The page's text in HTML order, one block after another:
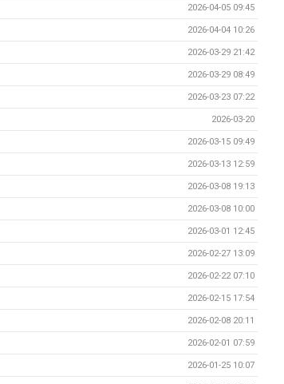
2026-04-05 09:45
2026-04-04 10:26
2026-03-29 21:42
2026-03-29 08:49
2026-03-23 07:22
2026-03-20
2026-03-15 09:49
2026-03-13 12:59
2026-03-08 19:13
2026-03-08 10:00
2026-03-01 12:45
2026-02-27 13:09
2026-02-22 07:10
2026-02-15 17:54
2026-02-08 20:11
2026-02-01 07:59
2026-01-25 10:07